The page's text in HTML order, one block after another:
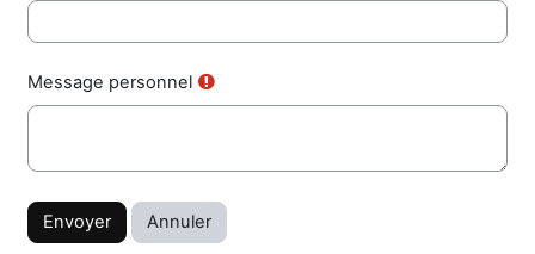
Message personnel